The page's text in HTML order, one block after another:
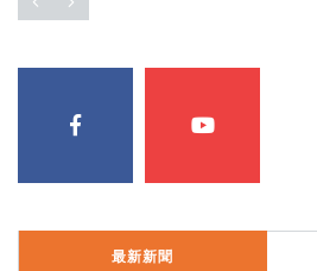
最新新聞